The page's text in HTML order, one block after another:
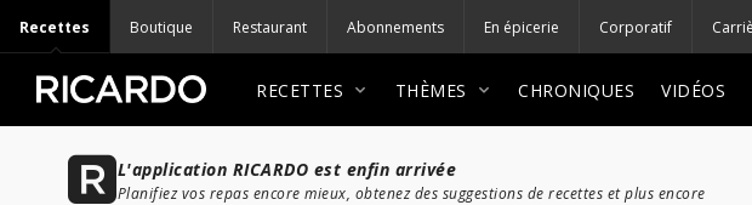
Recettes Boutique Restaurant Abonnements En épicerie Corporatif
RECETTES THÈMES CHRONIQUES VIDÉOS
L'application RICARDO est enfin arrivée
Planifiez vos repas encore mieux, obtenez des suggestions de recettes et plus encore